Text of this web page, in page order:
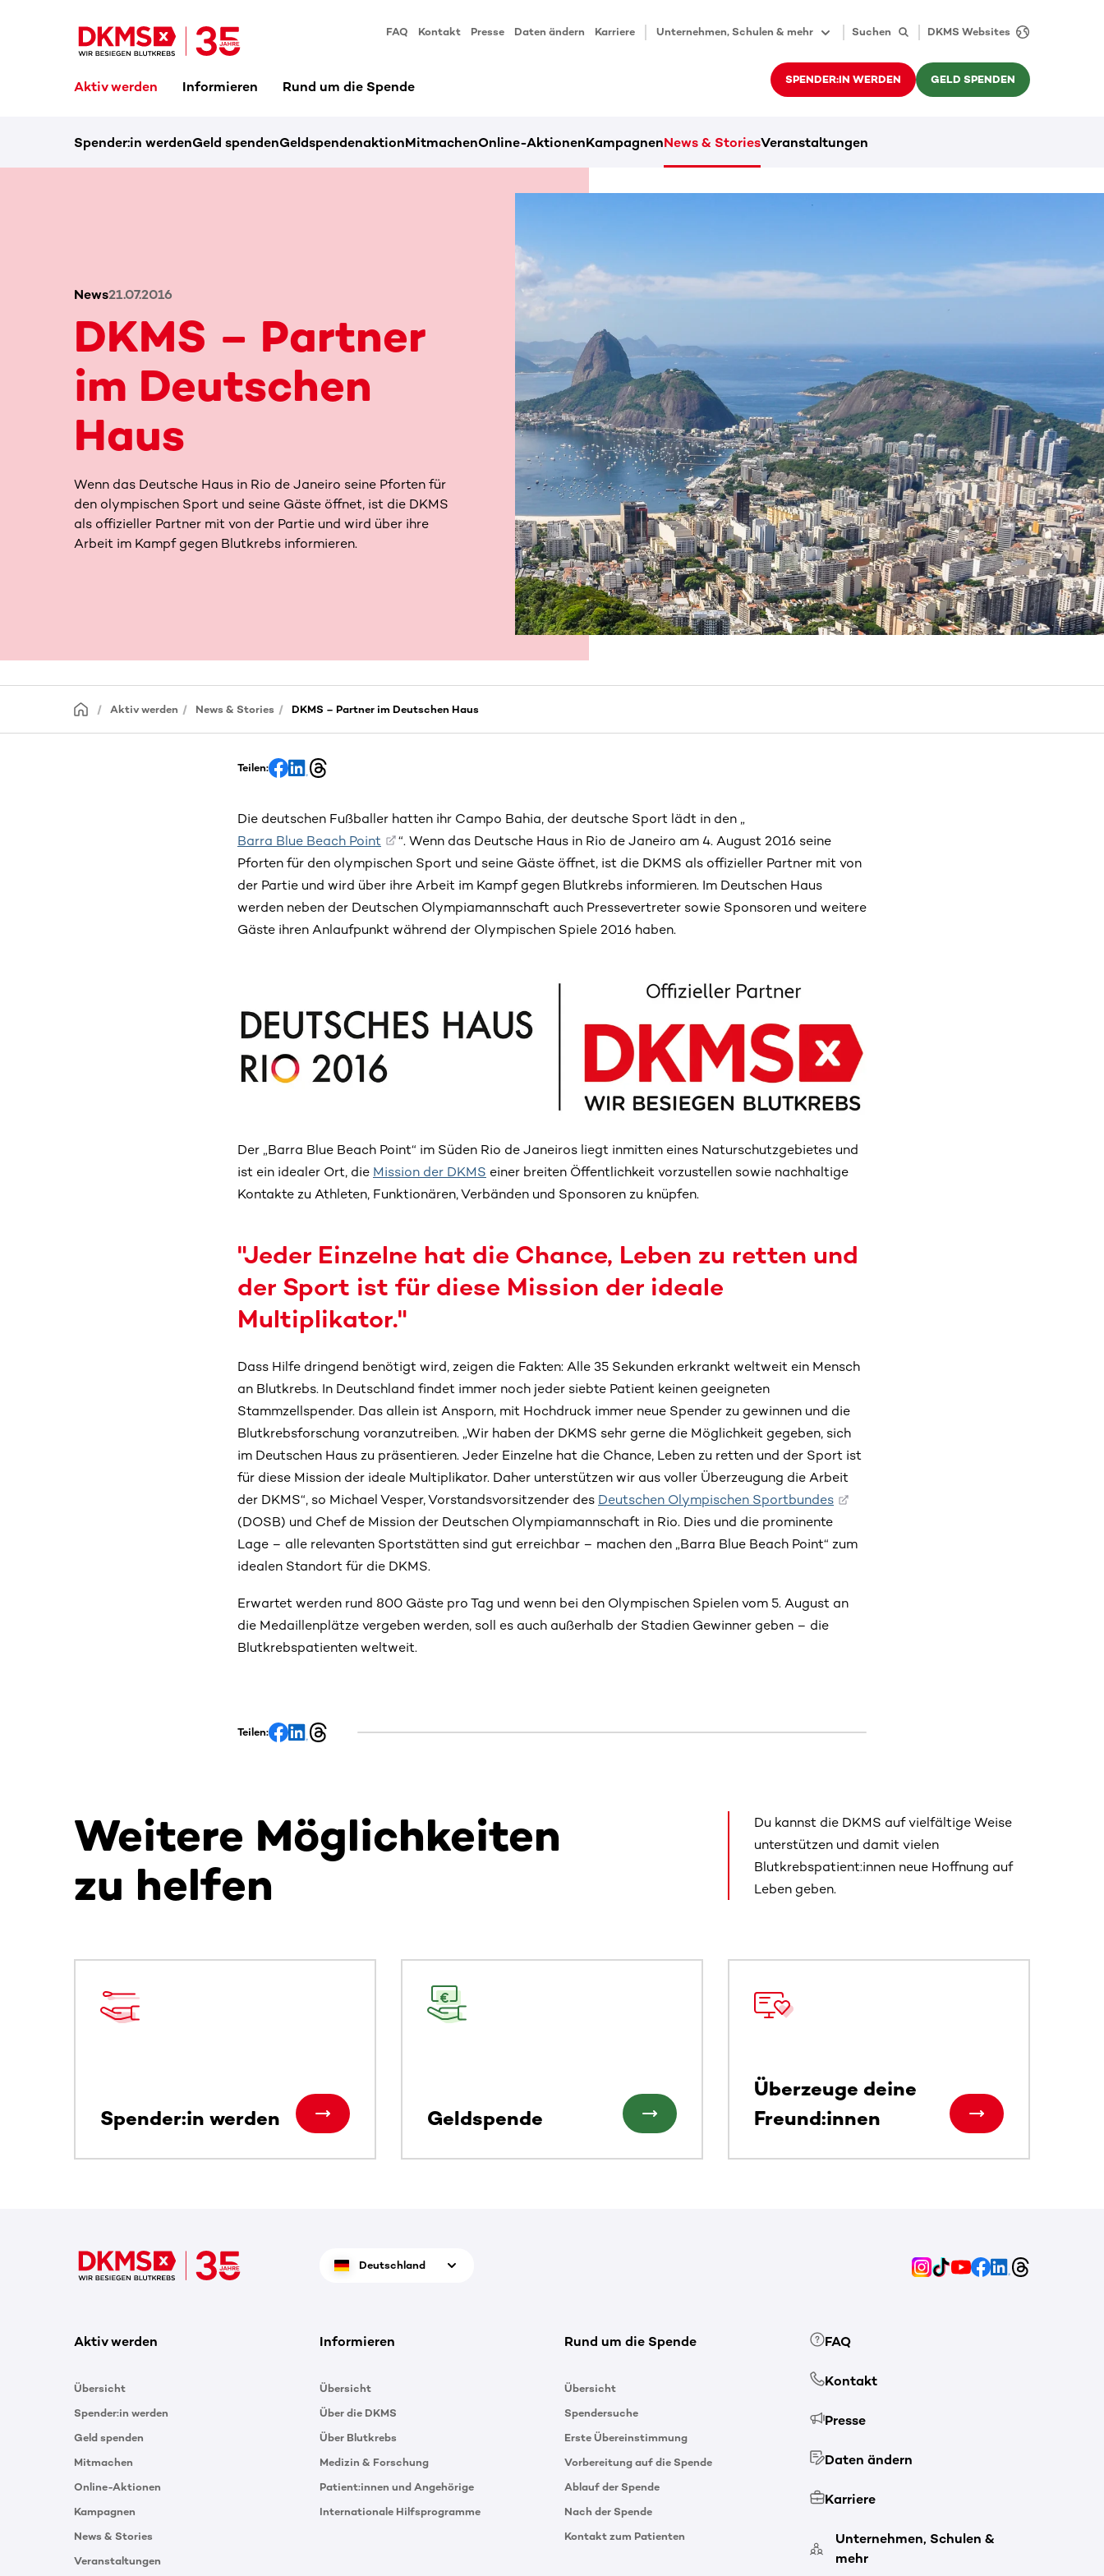
FAQ Kontakt Presse Daten ändern Karriere Unternehmen, Schulen & mehr Suchen DKMS Websites
Aktiv werden Informieren Rund um die Spende SPENDER:IN WERDEN GELD SPENDEN
Spender:in werdenGeld spendenGeldspendenaktionMitmachenOnline-AktionenKampagnenNews & StoriesVeranstaltungen
News21.07.2016
DKMS – Partner
im Deutschen
Haus
Wenn das Deutsche Haus in Rio de Janeiro seine Pforten für
den olympischen Sport und seine Gäste öffnet, ist die DKMS
als offizieller Partner mit von der Partie und wird über ihre
Arbeit im Kampf gegen Blutkrebs informieren.
Aktiv werden News & Stories DKMS – Partner im Deutschen Haus
Teilen:
Die deutschen Fußballer hatten ihr Campo Bahia, der deutsche Sport lädt in den „
Barra Blue Beach Point
“. Wenn das Deutsche Haus in Rio de Janeiro am 4. August 2016 seine
Pforten für den olympischen Sport und seine Gäste öffnet, ist die DKMS als offizieller Partner mit von
der Partie und wird über ihre Arbeit im Kampf gegen Blutkrebs informieren. Im Deutschen Haus
werden neben der Deutschen Olympiamannschaft auch Pressevertreter sowie Sponsoren und weitere
Gäste ihren Anlaufpunkt während der Olympischen Spiele 2016 haben.
Der „Barra Blue Beach Point“ im Süden Rio de Janeiros liegt inmitten eines Naturschutzgebietes und
ist ein idealer Ort, die Mission der DKMS einer breiten Öffentlichkeit vorzustellen sowie nachhaltige
Kontakte zu Athleten, Funktionären, Verbänden und Sponsoren zu knüpfen.
"Jeder Einzelne hat die Chance, Leben zu retten und
der Sport ist für diese Mission der ideale
Multiplikator."
Dass Hilfe dringend benötigt wird, zeigen die Fakten: Alle 35 Sekunden erkrankt weltweit ein Mensch
an Blutkrebs. In Deutschland findet immer noch jeder siebte Patient keinen geeigneten
Stammzellspender. Das allein ist Ansporn, mit Hochdruck immer neue Spender zu gewinnen und die
Blutkrebsforschung voranzutreiben. „Wir haben der DKMS sehr gerne die Möglichkeit gegeben, sich
im Deutschen Haus zu präsentieren. Jeder Einzelne hat die Chance, Leben zu retten und der Sport ist
für diese Mission der ideale Multiplikator. Daher unterstützen wir aus voller Überzeugung die Arbeit
der DKMS“, so Michael Vesper, Vorstandsvorsitzender des Deutschen Olympischen Sportbundes
(DOSB) und Chef de Mission der Deutschen Olympiamannschaft in Rio. Dies und die prominente
Lage – alle relevanten Sportstätten sind gut erreichbar – machen den „Barra Blue Beach Point“ zum
idealen Standort für die DKMS.
Erwartet werden rund 800 Gäste pro Tag und wenn bei den Olympischen Spielen vom 5. August an
die Medaillenplätze vergeben werden, soll es auch außerhalb der Stadien Gewinner geben – die
Blutkrebspatienten weltweit.
Teilen:
Weitere Möglichkeiten
zu helfen
Du kannst die DKMS auf vielfältige Weise
unterstützen und damit vielen
Blutkrebspatient:innen neue Hoffnung auf
Leben geben.
Spender:in werden Geldspende
Überzeuge deine
Freund:innen
Deutschland
Aktiv werden
Übersicht
Spender:in werden
Geld spenden
Mitmachen
Online-Aktionen
Kampagnen
News & Stories
Veranstaltungen
Informieren
Übersicht
Über die DKMS
Über Blutkrebs
Medizin & Forschung
Patient:innen und Angehörige
Internationale Hilfsprogramme
Rund um die Spende
Übersicht
Spendersuche
Erste Übereinstimmung
Vorbereitung auf die Spende
Ablauf der Spende
Nach der Spende
Kontakt zum Patienten
FAQ
Kontakt
Presse
Daten ändern
Karriere
Unternehmen, Schulen &
mehr